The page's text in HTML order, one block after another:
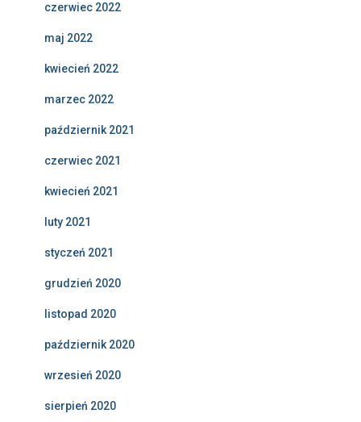
czerwiec 2022
maj 2022
kwiecień 2022
marzec 2022
październik 2021
czerwiec 2021
kwiecień 2021
luty 2021
styczeń 2021
grudzień 2020
listopad 2020
październik 2020
wrzesień 2020
sierpień 2020